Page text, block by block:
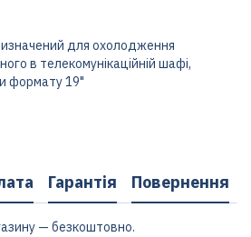
для охолодження
в телекомунікаційній шафі,
формату 19"
Гарантія Повернення
— безкоштовно.